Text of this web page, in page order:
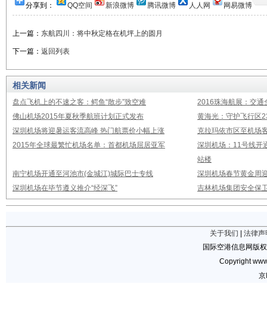
分享到： QQ空间 新浪微博 腾讯微博 人人网 网易微博
上一篇： 东航四川：将中秋定格在机坪上的圆月
下一篇： 返回列表
相关新闻
盘点飞机上的不速之客：鳄鱼“散步”致空难
2016珠海航展：交通
佛山机场2015年夏秋季航班计划正式发布
黄海光：守护飞行区
深圳机场将迎暑运客流高峰 热门航票价小幅上涨
克拉玛依市区至机场
2015年全球最繁忙机场名单：首都机场屈居亚军
深圳机场：11号线开
站楼
南宁机场开通至河池市(金城江)城际巴士专线
深圳机场春节黄金周
深圳机场在毕节遵义推介“经深飞”
吉林机场集团安全保
关于我们
法律声
国际空港信息网版
Copyright